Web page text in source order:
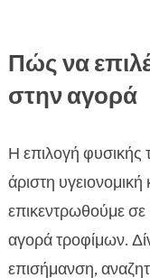
Πώς να
στην αγορά
Η επιλογή φυσικής
άριστη
επικεντρωθούμε
αγορά τροφίμων.
επισήμανση,